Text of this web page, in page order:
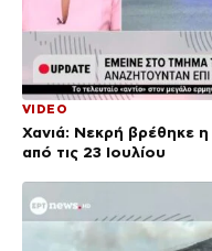
VIDEO
Χανιά: Νεκρή βρέθηκε
από τις 23 Ιουλίου